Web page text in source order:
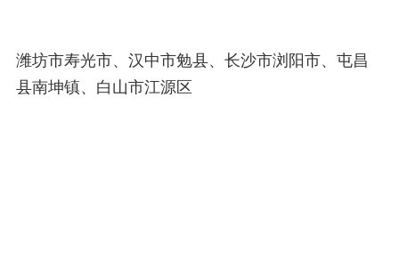
潍坊市寿光市、汉中市勉县、长沙市浏阳市、屯昌
县南坤镇、白山市江源区